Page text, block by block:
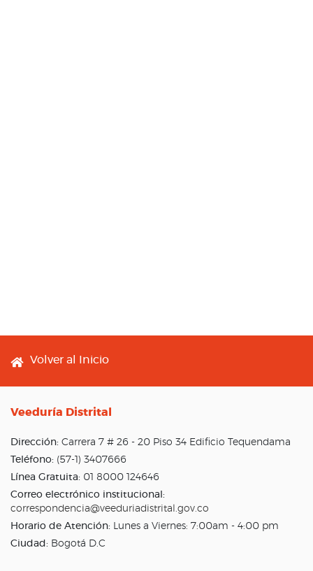
Footer menu
Volver al Inicio
Veeduría Distrital
Dirección: Carrera 7 # 26 - 20 Piso 34 Edificio Tequendama
Teléfono: (57-1) 3407666
Línea Gratuita: 01 8000 124646
Correo electrónico institucional:
correspondencia@veeduriadistrital.gov.co
Horario de Atención: Lunes a Viernes: 7:00am - 4:00 pm
Ciudad: Bogotá D.C